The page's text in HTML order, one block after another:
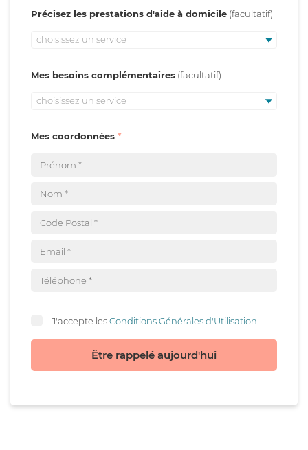
Précisez les prestations d'aide à domicile
choisissez un service
Mes besoins complémentaires
choisissez un service
Mes coordonnées
J'accepte lesConditions Générales d'Utilisation
Être rappelé aujourd'hui